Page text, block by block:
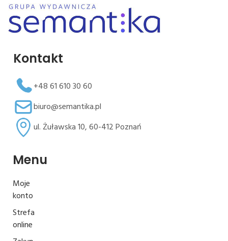
Kontakt
+48 61 610 30 60
biuro@semantika.pl
ul. Żuławska 10, 60-412 Poznań
Menu
Moje
konto
Strefa
online